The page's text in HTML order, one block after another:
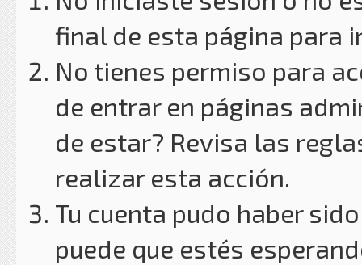
final de esta página para
No tienes permiso para
de entrar en páginas
de estar? Revisa las
realizar esta acción.
Tu cuenta pudo haber
puede que estés